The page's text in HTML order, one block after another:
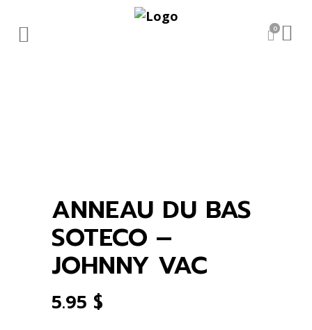
0
ANNEAU DU BAS
SOTECO –
JOHNNY VAC
5.95 $